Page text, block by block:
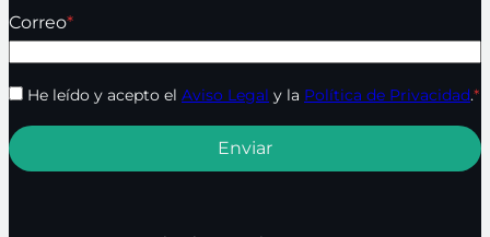
Correo*
He leído y acepto el Aviso Legal y la Política de Privacidad.*